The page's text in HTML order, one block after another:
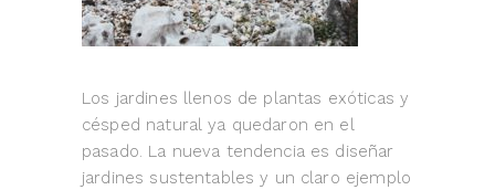
Los jardines llenos de plantas exóticas y
césped natural ya quedaron en el
pasado. La nueva tendencia es diseñar
jardines sustentables y un claro ejemplo